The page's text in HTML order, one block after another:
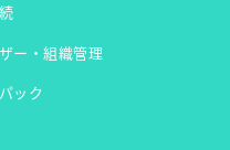
ー・組織管理
ック